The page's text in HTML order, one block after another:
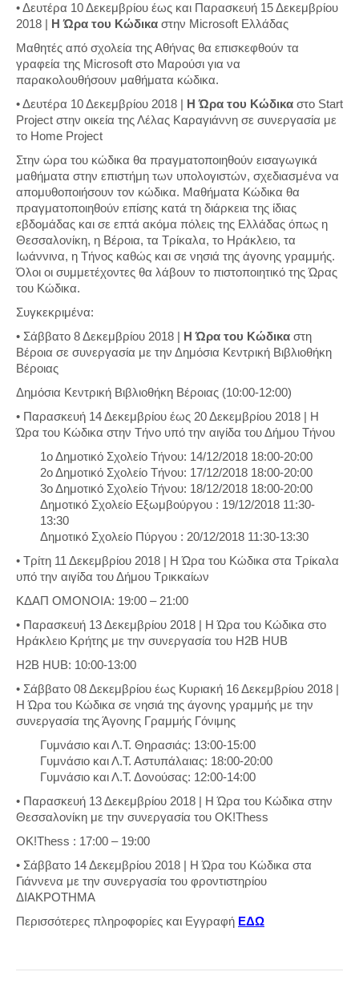
• Δευτέρα 10 Δεκεμβρίου έως και Παρασκευή 15 Δεκεμβρίου
2018 |
Η Ώρα του Κώδικα στην Microsoft Ελλάδας
Μαθητές από σχολεία της Αθήνας θα επισκεφθούν τα
γραφεία της Microsoft στο Μαρούσι για να
παρακολουθήσουν μαθήματα κώδικα.
• Δευτέρα 10 Δεκεμβρίου 2018 |
Η Ώρα του Κώδικα στο Start
Project στην οικεία της Λέλας Καραγιάννη σε συνεργασία με
το Home Project
Στην ώρα του κώδικα θα πραγματοποιηθούν εισαγωγικά
μαθήματα στην επιστήμη των υπολογιστών, σχεδιασμένα να
απομυθοποιήσουν τον κώδικα. Μαθήματα Κώδικα θα
πραγματοποιηθούν επίσης κατά τη διάρκεια της ίδιας
εβδομάδας και σε επτά ακόμα πόλεις της Ελλάδας όπως η
Θεσσαλονίκη, η Βέροια, τα Τρίκαλα, το Ηράκλειο, τα
Ιωάννινα, η Τήνος καθώς και σε νησιά της άγονης γραμμής.
Όλοι οι συμμετέχοντες θα λάβουν το πιστοποιητικό της Ώρας
του Κώδικα.
Συγκεκριμένα:
• Σάββατο 8 Δεκεμβρίου 2018 |
Η Ώρα του Κώδικα στη
Βέροια σε συνεργασία με την Δημόσια Κεντρική Βιβλιοθήκη
Βέροιας
Δημόσια Κεντρική Βιβλιοθήκη Βέροιας (10:00-12:00)
• Παρασκευή 14 Δεκεμβρίου έως 20 Δεκεμβρίου 2018 | Η
Ώρα του Κώδικα στην Τήνο υπό την αιγίδα του Δήμου Τήνου
1ο Δημοτικό Σχολείο Τήνου: 14/12/2018 18:00-20:00
2ο Δημοτικό Σχολείο Τήνου: 17/12/2018 18:00-20:00
3ο Δημοτικό Σχολείο Τήνου: 18/12/2018 18:00-20:00
Δημοτικό Σχολείο Εξωμβούργου : 19/12/2018 11:30-
13:30
Δημοτικό Σχολείο Πύργου : 20/12/2018 11:30-13:30
• Τρίτη 11 Δεκεμβρίου 2018 | Η Ώρα του Κώδικα στα Τρίκαλα
υπό την αιγίδα του Δήμου Τρικκαίων
ΚΔΑΠ ΟΜΟΝΟΙΑ: 19:00 – 21:00
• Παρασκευή 13 Δεκεμβρίου 2018 | Η Ώρα του Κώδικα στο
Ηράκλειο Κρήτης με την συνεργασία του H2B HUB
H2B HUB: 10:00-13:00
• Σάββατο 08 Δεκεμβρίου έως Κυριακή 16 Δεκεμβρίου 2018 |
Η Ώρα του Κώδικα σε νησιά της άγονης γραμμής με την
συνεργασία της Άγονης Γραμμής Γόνιμης
Γυμνάσιο και Λ.Τ. Θηρασιάς: 13:00-15:00
Γυμνάσιο και Λ.Τ. Αστυπάλαιας: 18:00-20:00
Γυμνάσιο και Λ.Τ. Δονούσας: 12:00-14:00
• Παρασκευή 13 Δεκεμβρίου 2018 | Η Ώρα του Κώδικα στην
Θεσσαλονίκη με την συνεργασία του OK!Thess
OK!Thess : 17:00 – 19:00
• Σάββατο 14 Δεκεμβρίου 2018 | Η Ώρα του Κώδικα στα
Γιάννενα με την συνεργασία του φροντιστηρίου
ΔΙΑΚΡΟΤΗΜΑ
Περισσότερες πληροφορίες και Εγγραφή ΕΔΩ